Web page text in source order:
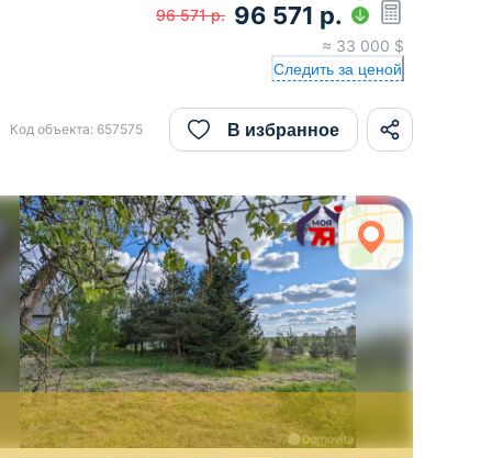
96 571 р. 96 571 р.
≈ 33 000 $
Следить за ценой
Код объекта: 657575 В избранное